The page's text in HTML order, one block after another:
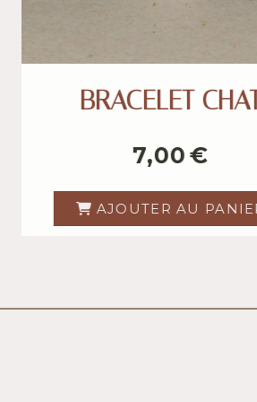
SAPO CRÈME
POUR SELLERIE
11,00€
AJOUTER AU PANIER